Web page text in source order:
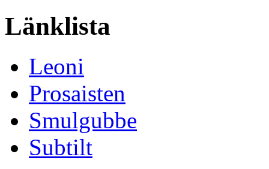
Länklista
Leoni
Prosaisten
Smulgubbe
Subtilt